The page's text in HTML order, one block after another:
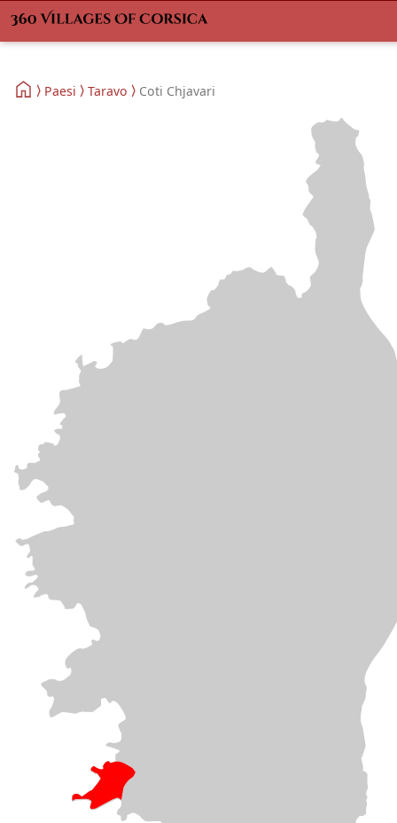
Paesi Taravo Coti Chjavari